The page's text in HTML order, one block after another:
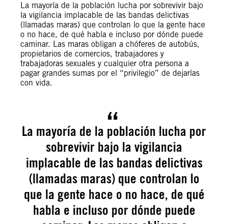
La mayoría de la población lucha por sobrevivir bajo
la vigilancia implacable de las bandas delictivas
(llamadas maras) que controlan lo que la gente hace
o no hace, de qué habla e incluso por dónde puede
caminar. Las maras obligan a chóferes de autobús,
propietarios de comercios, trabajadores y
trabajadoras sexuales y cualquier otra persona a
pagar grandes sumas por el “privilegio” de dejarlas
con vida.
La mayoría de la población lucha por
sobrevivir bajo la vigilancia
implacable de las bandas delictivas
(llamadas maras) que controlan lo
que la gente hace o no hace, de qué
habla e incluso por dónde puede